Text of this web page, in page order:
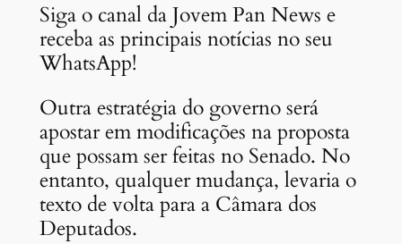
Siga o canal da Jovem Pan News e
receba as principais notícias no seu
WhatsApp!
Outra estratégia do governo será
apostar em modificações na proposta
que possam ser feitas no Senado. No
entanto, qualquer mudança, levaria o
texto de volta para a Câmara dos
Deputados.